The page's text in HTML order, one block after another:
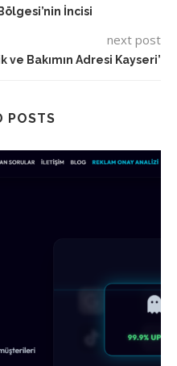
İncisi
next post
ve Bakımın Adresi Kayseri’
POSTS